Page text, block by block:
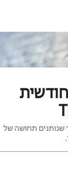
שנותנים תחושה של
עם מקשי החיצים